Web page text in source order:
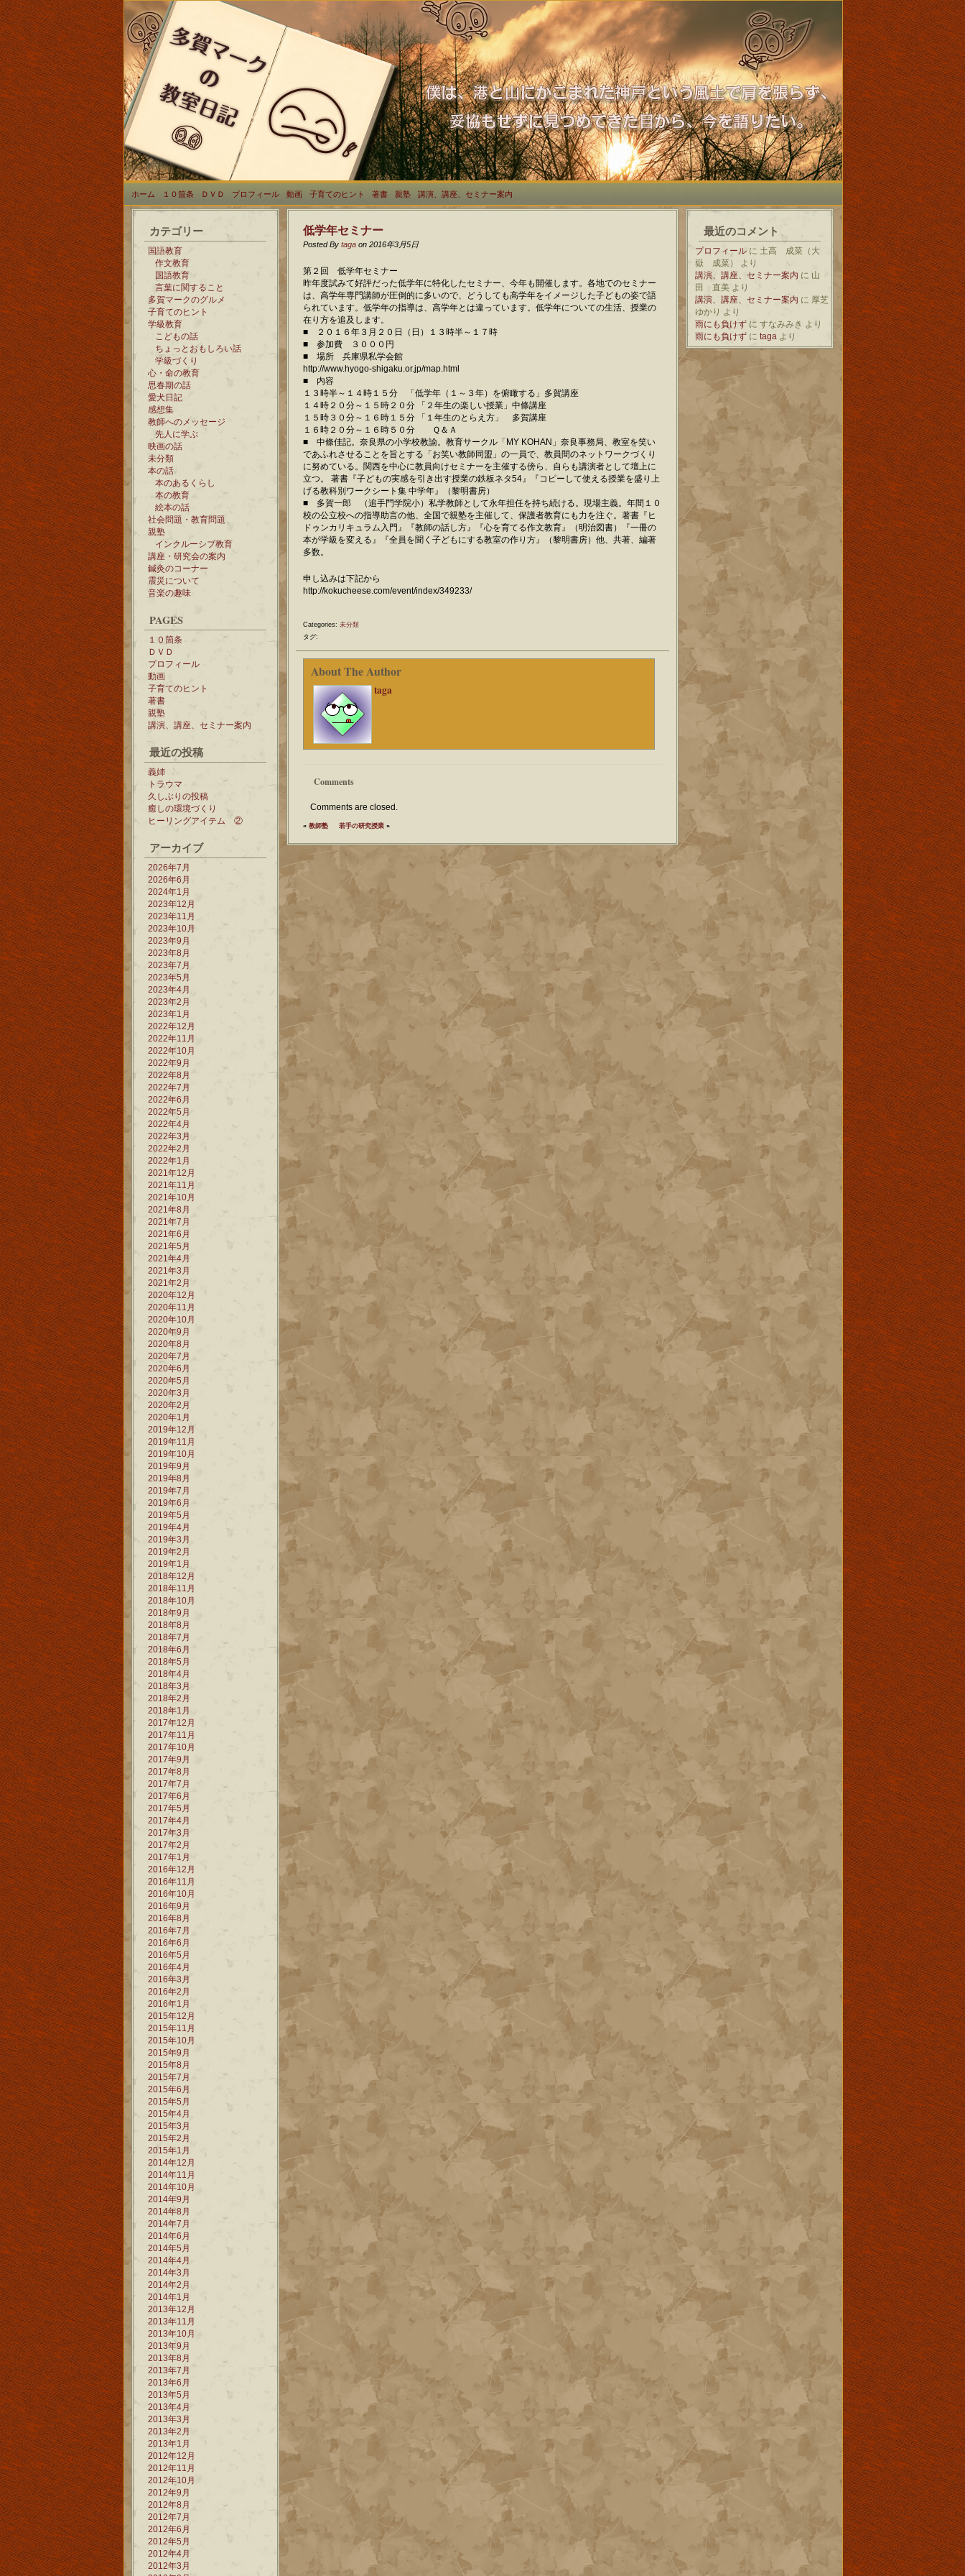
ホーム １０箇条 ＤＶＤ プロフィール 動画 子育てのヒント 著書 親塾 講演、講座、セミナー案内
カテゴリー
国語教育
作文教育
国語教育
言葉に関すること
多賀マークのグルメ
子育てのヒント
学級教育
こどもの話
ちょっとおもしろい話
学級づくり
心・命の教育
思春期の話
愛犬日記
感想集
教師へのメッセージ
先人に学ぶ
映画の話
未分類
本の話
本のあるくらし
本の教育
絵本の話
社会問題・教育問題
親塾
インクルーシブ教育
講座・研究会の案内
鍼灸のコーナー
震災について
音楽の趣味
PAGES
１０箇条
ＤＶＤ
プロフィール
動画
子育てのヒント
著書
親塾
講演、講座、セミナー案内
最近の投稿
義姉
トラウマ
久しぶりの投稿
癒しの環境づくり
ヒーリングアイテム ②
アーカイブ
2026年7月
2026年6月
2024年1月
2023年12月
2023年11月
2023年10月
2023年9月
2023年8月
2023年7月
2023年5月
2023年4月
2023年2月
2023年1月
2022年12月
2022年11月
2022年10月
2022年9月
2022年8月
2022年7月
2022年6月
2022年5月
2022年4月
2022年3月
2022年2月
2022年1月
2021年12月
2021年11月
2021年10月
2021年8月
2021年7月
2021年6月
2021年5月
2021年4月
2021年3月
2021年2月
2020年12月
2020年11月
2020年10月
2020年9月
2020年8月
2020年7月
2020年6月
2020年5月
2020年3月
2020年2月
2020年1月
2019年12月
2019年11月
2019年10月
2019年9月
2019年8月
2019年7月
2019年6月
2019年5月
2019年4月
2019年3月
2019年2月
2019年1月
2018年12月
2018年11月
2018年10月
2018年9月
2018年8月
2018年7月
2018年6月
2018年5月
2018年4月
2018年3月
2018年2月
2018年1月
2017年12月
2017年11月
2017年10月
2017年9月
2017年8月
2017年7月
2017年6月
2017年5月
2017年4月
2017年3月
2017年2月
2017年1月
2016年12月
2016年11月
2016年10月
2016年9月
2016年8月
2016年7月
2016年6月
2016年5月
2016年4月
2016年3月
2016年2月
2016年1月
2015年12月
2015年11月
2015年10月
2015年9月
2015年8月
2015年7月
2015年6月
2015年5月
2015年4月
2015年3月
2015年2月
2015年1月
2014年12月
2014年11月
2014年10月
2014年9月
2014年8月
2014年7月
2014年6月
2014年5月
2014年4月
2014年3月
2014年2月
2014年1月
2013年12月
2013年11月
2013年10月
2013年9月
2013年8月
2013年7月
2013年6月
2013年5月
2013年4月
2013年3月
2013年2月
2013年1月
2012年12月
2012年11月
2012年10月
2012年9月
2012年8月
2012年7月
2012年6月
2012年5月
2012年4月
2012年3月
低学年セミナー
Posted By taga on 2016年3月5日
第２回 低学年セミナー
昨年度試みて好評だった低学年に特化したセミナー、今年も開催します。各地でのセミナー
は、高学年専門講師が圧倒的に多いので、どうしても高学年をイメージした子どもの姿で語
られています。低学年の指導は、高学年とは違っています。低学年についての生活、授業の
在り方を追及します。
■ ２０１６年３月２０日（日）１３時半～１７時
■ 参加費 ３０００円
■ 場所 兵庫県私学会館
http://www.hyogo-shigaku.or.jp/map.html
■ 内容
１３時半～１４時１５分 「低学年（１～３年）を俯瞰する」多賀講座
１４時２０分～１５時２０分 「２年生の楽しい授業」中條講座
１５時３０分～１６時１５分 「１年生のとらえ方」 多賀講座
１６時２０分～１６時５０分 Ｑ＆Ａ
■ 中條佳記。奈良県の小学校教諭。教育サークル「MY KOHAN」奈良事務局、教室を笑い
であふれさせることを旨とする「お笑い教師同盟」の一員で、教員間のネットワークづくり
に努めている。関西を中心に教員向けセミナーを主催する傍ら、自らも講演者として壇上に
立つ。 著書『子どもの実感を引き出す授業の鉄板ネタ54』『コピーして使える授業を盛り上
げる教科別ワークシート集 中学年』（黎明書房）
■ 多賀一郎 （追手門学院小）私学教師として永年担任を持ち続ける。現場主義。年間１０
校の公立校への指導助言の他、全国で親塾を主催して、保護者教育にも力を注ぐ。著書『ヒ
ドゥンカリキュラム入門』『教師の話し方』『心を育てる作文教育』（明治図書）『一冊の
本が学級を変える』『全員を聞く子どもにする教室の作り方』（黎明書房）他、共著、編著
多数。
申し込みは下記から
http://kokucheese.com/event/index/349233/
Categories: 未分類
タグ:
About The Author
taga
Comments
Comments are closed.
« 教師塾 若手の研究授業 »
最近のコメント
プロフィール に 土高 成菜（大
嶽 成菜）
より
講演、講座、セミナー案内 に 山
田 直美 より
講演、講座、セミナー案内 に 厚芝
ゆかり より
雨にも負けず に すなみみき より
雨にも負けず に taga より